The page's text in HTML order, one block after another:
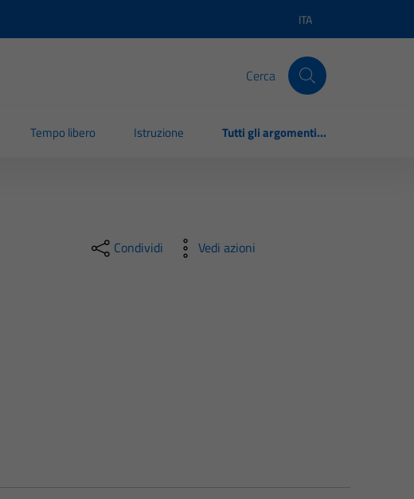
Lingua attiva:
ITA
Cerca
Tempo libero Istruzione Tutti gli argomenti...
Condividi Vedi azioni